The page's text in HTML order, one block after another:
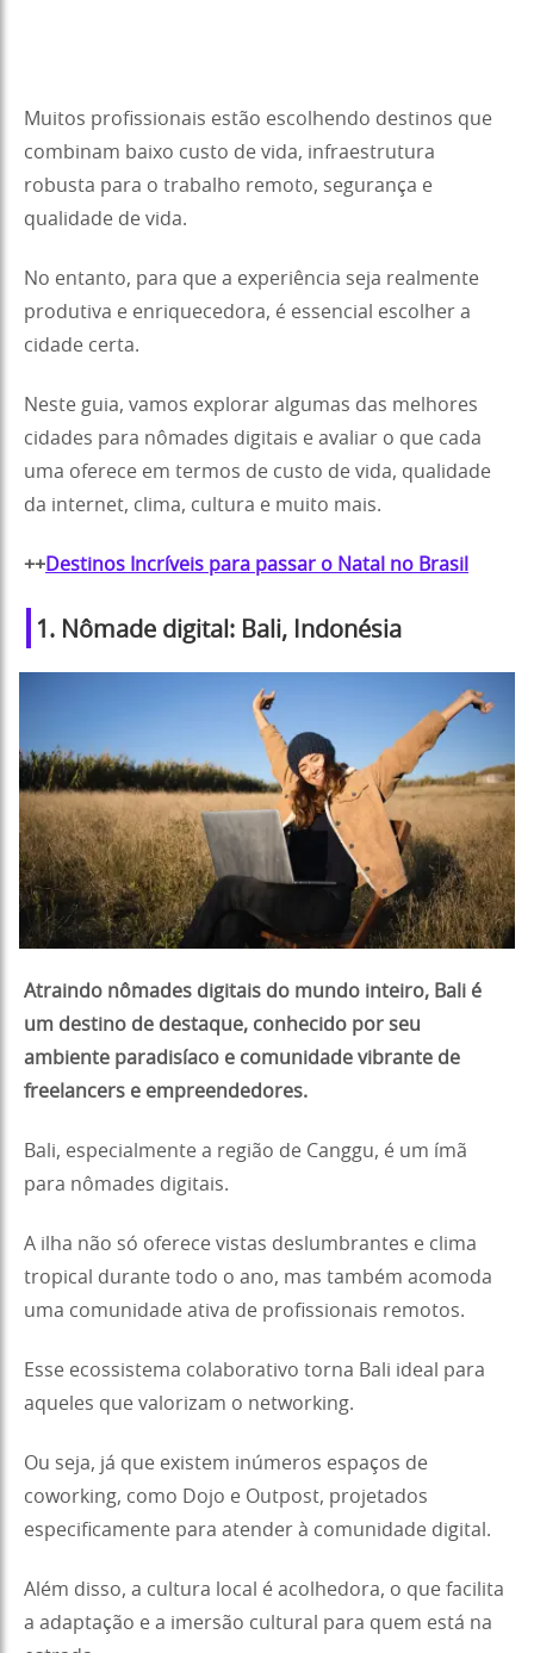
Muitos profissionais estão escolhendo destinos que
combinam baixo custo de vida, infraestrutura
robusta para o trabalho remoto, segurança e
qualidade de vida.
No entanto, para que a experiência seja realmente
produtiva e enriquecedora, é essencial escolher a
cidade certa.
Neste guia, vamos explorar algumas das melhores
cidades para nômades digitais e avaliar o que cada
uma oferece em termos de custo de vida, qualidade
da internet, clima, cultura e muito mais.
++Destinos Incríveis para passar o Natal no Brasil
1. Nômade digital: Bali, Indonésia
Atraindo nômades digitais do mundo inteiro, Bali é
um destino de destaque, conhecido por seu
ambiente paradisíaco e comunidade vibrante de
freelancers e empreendedores.
Bali, especialmente a região de Canggu, é um ímã
para nômades digitais.
A ilha não só oferece vistas deslumbrantes e clima
tropical durante todo o ano, mas também acomoda
uma comunidade ativa de profissionais remotos.
Esse ecossistema colaborativo torna Bali ideal para
aqueles que valorizam o networking.
Ou seja, já que existem inúmeros espaços de
coworking, como Dojo e Outpost, projetados
especificamente para atender à comunidade digital.
Além disso, a cultura local é acolhedora, o que facilita
a adaptação e a imersão cultural para quem está na